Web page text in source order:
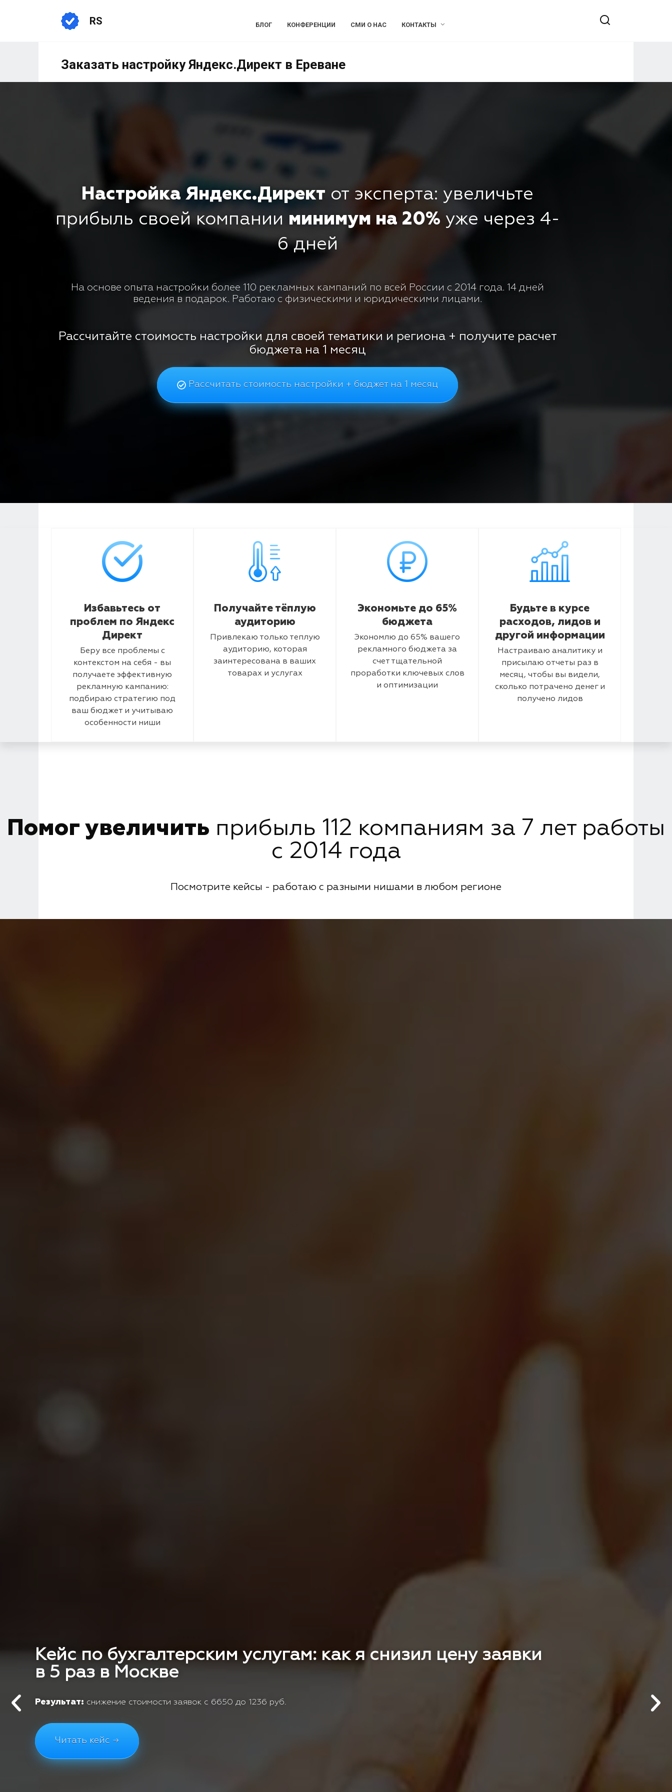
RS БЛОГ КОНФЕРЕНЦИИ СМИ О НАС КОНТАКТЫ
Заказать настройку Яндекс.Директ в Ереване
Настройка Яндекс.Директ от эксперта: увеличьте
прибыль своей компании минимум на 20% уже через 4-
6 дней
На основе опыта настройки более 110 рекламных кампаний по всей России с 2014 года. 14 дней
ведения в подарок. Работаю с физическими и юридическими лицами.
Рассчитайте стоимость настройки для своей тематики и региона + получите расчет
бюджета на 1 месяц
Рассчитать стоимость настройки + бюджет на 1 месяц
Избавьтесь от
проблем по Яндекс
Директ
Беру все проблемы с
контекстом на себя - вы
получаете эффективную
рекламную кампанию:
подбираю стратегию под
ваш бюджет и учитываю
особенности ниши
Получайте тёплую
аудиторию
Привлекаю только теплую
аудиторию, которая
заинтересована в ваших
товарах и услугах
Экономьте до 65%
бюджета
Экономлю до 65% вашего
рекламного бюджета за
счет тщательной
проработки ключевых слов
и оптимизации
Будьте в курсе
расходов, лидов и
другой информации
Настраиваю аналитику и
присылаю отчеты раз в
месяц, чтобы вы видели,
сколько потрачено денег и
получено лидов
Помог увеличить прибыль 112 компаниям за 7 лет работы
с 2014 года
Посмотрите кейсы - работаю с разными нишами в любом регионе
Кейс по бухгалтерским услугам: как я снизил цену заявки
в 5 раз в Москве
Результат: снижение стоимости заявок с 6650 до 1236 руб.
Читать кейс →